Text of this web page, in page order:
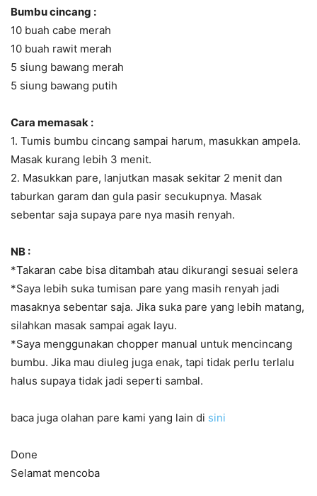
Bumbu cincang :
10 buah cabe merah
10 buah rawit merah
5 siung bawang merah
5 siung bawang putih
Cara memasak :
1. Tumis bumbu cincang sampai harum, masukkan ampela.
Masak kurang lebih 3 menit.
2. Masukkan pare, lanjutkan masak sekitar 2 menit dan
taburkan garam dan gula pasir secukupnya. Masak
sebentar saja supaya pare nya masih renyah.
NB :
*Takaran cabe bisa ditambah atau dikurangi sesuai selera
*Saya lebih suka tumisan pare yang masih renyah jadi
masaknya sebentar saja. Jika suka pare yang lebih matang,
silahkan masak sampai agak layu.
*Saya menggunakan chopper manual untuk mencincang
bumbu. Jika mau diuleg juga enak, tapi tidak perlu terlalu
halus supaya tidak jadi seperti sambal.
baca juga olahan pare kami yang lain di sini
Done
Selamat mencoba